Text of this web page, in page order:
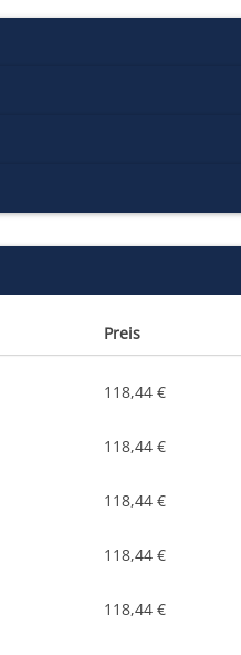
Preis
118,44 €
118,44 €
118,44 €
118,44 €
118,44 €